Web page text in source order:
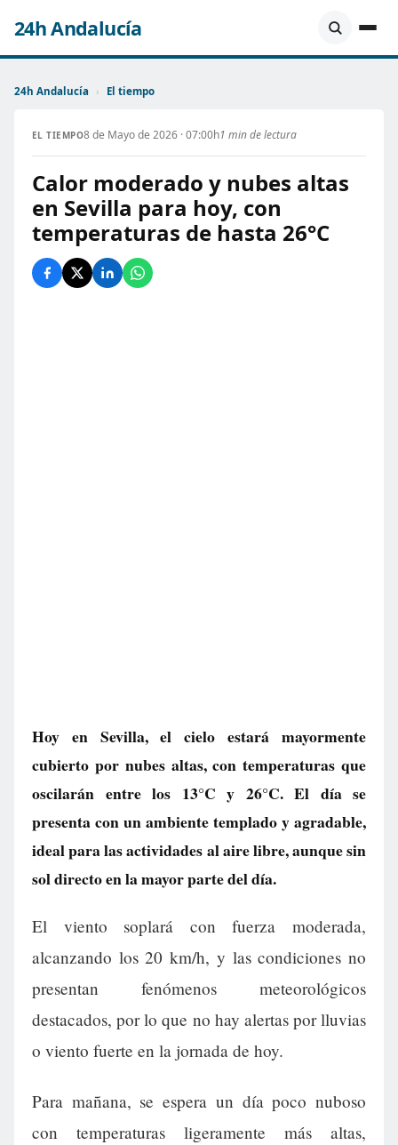
24h Andalucía
24h Andalucía › El tiempo
EL TIEMPO8 de Mayo de 2026 · 07:00h1 min de lectura
Calor moderado y nubes altas
en Sevilla para hoy, con
temperaturas de hasta 26°C
Hoy en Sevilla, el cielo estará mayormente
cubierto por nubes altas, con temperaturas que
oscilarán entre los 13°C y 26°C. El día se
presenta con un ambiente templado y agradable,
ideal para las actividades al aire libre, aunque sin
sol directo en la mayor parte del día.
El viento soplará con fuerza moderada,
alcanzando los 20 km/h, y las condiciones no
presentan fenómenos meteorológicos
destacados, por lo que no hay alertas por lluvias
o viento fuerte en la jornada de hoy.
Para mañana, se espera un día poco nuboso
con temperaturas ligeramente más altas,